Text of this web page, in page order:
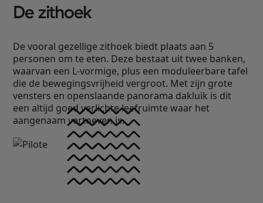
De zithoek
De vooral gezellige zithoek biedt plaats aan 5
personen om te eten. Deze bestaat uit twee banken,
waarvan een L-vormige, plus een moduleerbare tafel
die de bewegingsvrijheid vergroot. Met zijn grote
vensters en openslaande panorama dakluik is dit
een altijd goed verlichte leefruimte waar het
aangenaam vertoeven is.